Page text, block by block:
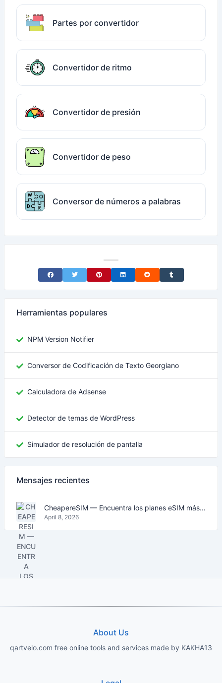
Partes por convertidor
Convertidor de ritmo
Convertidor de presión
Convertidor de peso
Conversor de números a palabras
Share on Facebook
Share on TwitterShare on Pinterest
Share on LinkedIn
Share on RedditShare on Tumblr
Herramientas populares
NPM Version Notifier
Conversor de Codificación de Texto Georgiano
Calculadora de Adsense
Detector de temas de WordPress
Simulador de resolución de pantalla
Mensajes recientes
CheapereSIM — Encuentra los planes eSIM más baratos para viajar en 2026
April 8, 2026
About Us
qartvelo.com free online tools and services made by KAKHA13